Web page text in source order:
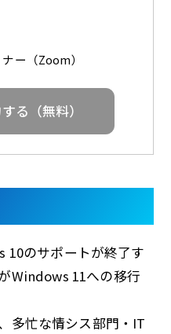
ー（Zoom）
る（無料）
10のサポートが終了す
Windows 11への移行
多忙な情シス部門・IT